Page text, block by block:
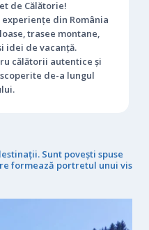
de Călătorie!
experiențe din România
trasee montane,
idei de vacanță.
călătorii autentice și
de-a lungul
Sunt povești spuse
formează portretul unui vis